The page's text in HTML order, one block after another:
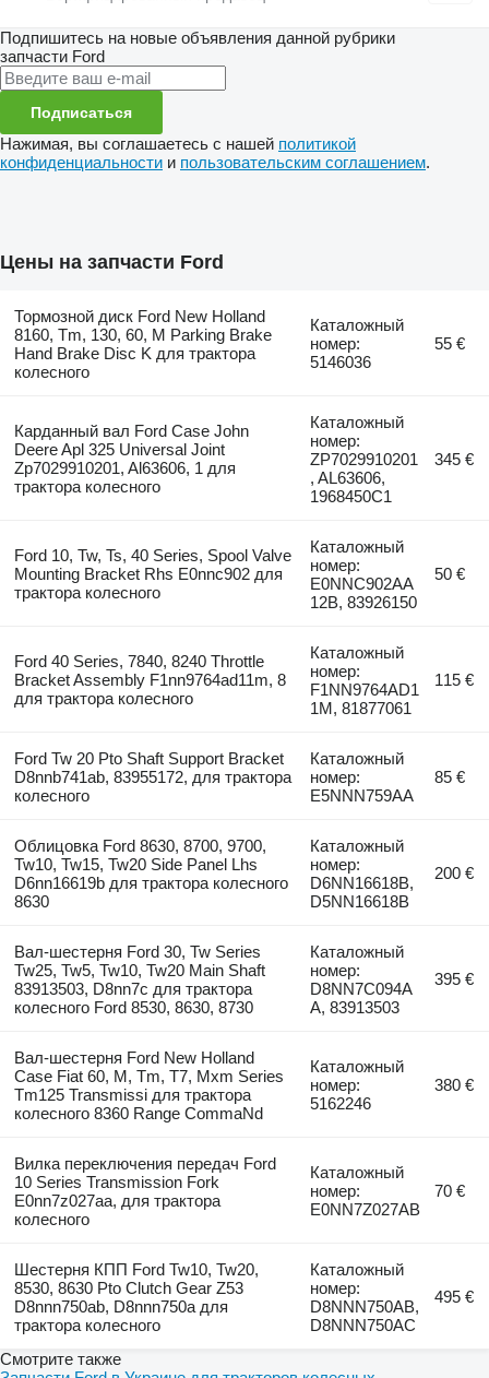
Подпишитесь на новые объявления данной рубрики
запчасти Ford
Подписаться
Нажимая, вы соглашаетесь с нашей политикой
конфиденциальности и пользовательским соглашением.
Цены на запчасти Ford
Тормозной диск Ford New Holland
8160, Tm, 130, 60, M Parking Brake
Hand Brake Disc K для трактора
колесного
Каталожный
номер:
5146036
55 €
Карданный вал Ford Case John
Deere Apl 325 Universal Joint
Zp7029910201, Al63606, 1 для
трактора колесного
Каталожный
номер:
ZP7029910201
, AL63606,
1968450C1
345 €
Ford 10, Tw, Ts, 40 Series, Spool Valve
Mounting Bracket Rhs E0nnc902 для
трактора колесного
Каталожный
номер:
E0NNC902AA
12B, 83926150
50 €
Ford 40 Series, 7840, 8240 Throttle
Bracket Assembly F1nn9764ad11m, 8
для трактора колесного
Каталожный
номер:
F1NN9764AD1
1M, 81877061
115 €
Ford Tw 20 Pto Shaft Support Bracket
D8nnb741ab, 83955172, для трактора
колесного
Каталожный
номер:
E5NNN759AA
85 €
Облицовка Ford 8630, 8700, 9700,
Tw10, Tw15, Tw20 Side Panel Lhs
D6nn16619b для трактора колесного
8630
Каталожный
номер:
D6NN16618B,
D5NN16618B
200 €
Вал-шестерня Ford 30, Tw Series
Tw25, Tw5, Tw10, Tw20 Main Shaft
83913503, D8nn7c для трактора
колесного Ford 8530, 8630, 8730
Каталожный
номер:
D8NN7C094A
A, 83913503
395 €
Вал-шестерня Ford New Holland
Case Fiat 60, M, Tm, T7, Mxm Series
Tm125 Transmissi для трактора
колесного 8360 Range CommaNd
Каталожный
номер:
5162246
380 €
Вилка переключения передач Ford
10 Series Transmission Fork
E0nn7z027aa, для трактора
колесного
Каталожный
номер:
E0NN7Z027AB
70 €
Шестерня КПП Ford Tw10, Tw20,
8530, 8630 Pto Clutch Gear Z53
D8nnn750ab, D8nnn750a для
трактора колесного
Каталожный
номер:
D8NNN750AB,
D8NNN750AC
495 €
Смотрите также